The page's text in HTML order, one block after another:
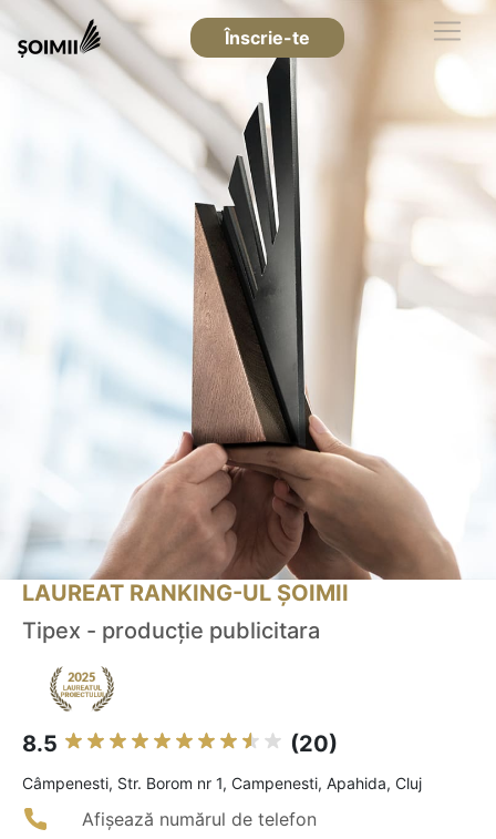
Înscrie-te
LAUREAT RANKING-UL ȘOIMII
Tipex - producție publicitara
8.5 (20)
Câmpenesti, Str. Borom nr 1, Campenesti, Apahida, Cluj
Afișează numărul de telefon